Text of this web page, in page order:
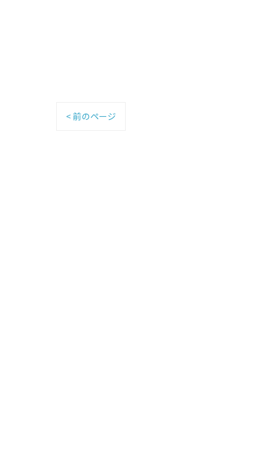
< 前のページ